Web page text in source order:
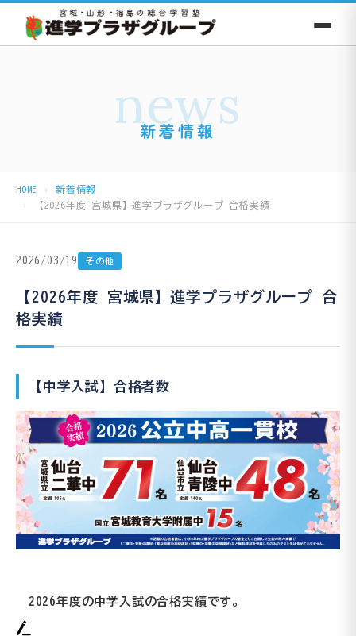
news
新着情報
HOME
新着情報
【2026年度 宮城県】進学プラザグループ 合格実績
2026/03/19 その他
【2026年度 宮城県】進学プラザグループ 合
格実績
【中学入試】合格者数
2026年度の中学入試の合格実績です。